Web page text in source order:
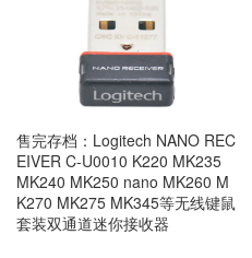
售完存档：Logitech NANO REC
EIVER C-U0010 K220 MK235
MK240 MK250 nano MK260 M
K270 MK275 MK345等无线键鼠
套装双通道迷你接收器